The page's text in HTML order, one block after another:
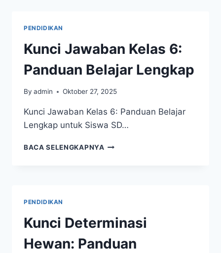
DIPAHAMI
UNTUK
IDENTIFIKASI
MAKHLUK
PENDIDIKAN
Kunci Jawaban Kelas 6:
Panduan Belajar Lengkap
By admin Oktober 27, 2025
Kunci Jawaban Kelas 6: Panduan Belajar
Lengkap untuk Siswa SD…
BACA SELENGKAPNYA KUNCI
PENDIDIKAN
Kunci Determinasi
Hewan: Panduan